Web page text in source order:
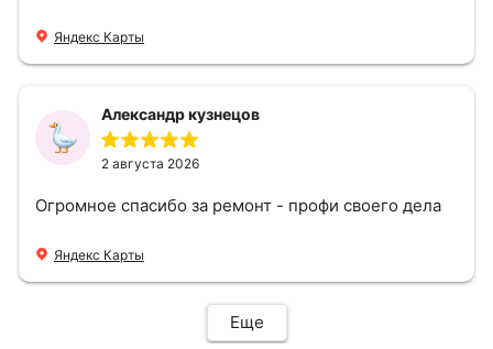
Яндекс Карты
Александр кузнецов
2 августа 2026
Огромное спасибо за ремонт - профи своего дела
Яндекс Карты
Еще